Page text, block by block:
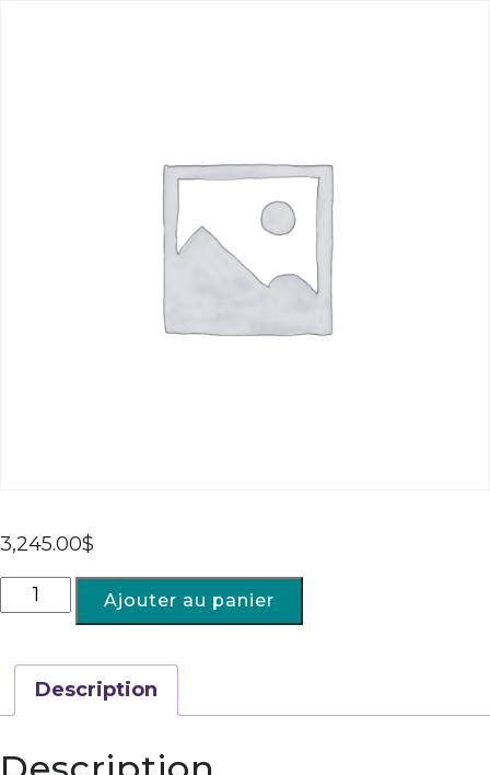
3,245.00$
Ajouter au panier
Description